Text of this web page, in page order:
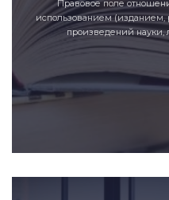
Правовое поле
использованием (изданием,
произведений науки,